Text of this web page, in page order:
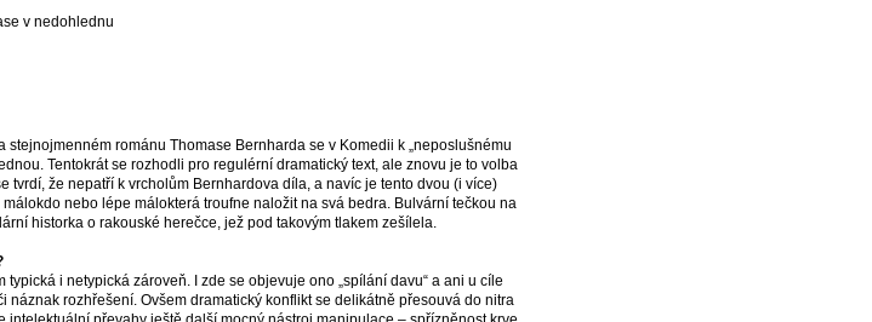
v nedohlednu
stejnojmenném románu Thomase Bernharda se v Komedii k „neposlušnému
Tentokrát se rozhodli pro regulérní dramatický text, ale znovu je to volba
tvrdí, že nepatří k vrcholům Bernhardova díla, a navíc je tento dvou (i více)
nebo lépe málokterá troufne naložit na svá bedra. Bulvární tečkou na
historka o rakouské herečce, jež pod takovým tlakem zešílela.
i netypická zároveň. I zde se objevuje ono „spílání davu“ a ani u cíle
náznak rozhřešení. Ovšem dramatický konflikt se delikátně přesouvá do nitra